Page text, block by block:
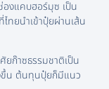
องแคบฮอร์มุซ เป็น
ทยนำเข้าปุ๋ยผ่านเส้น
ยก๊าซธรรมชาติเป็น
ขึ้น ต้นทุนปุ๋ยก็มีแนว